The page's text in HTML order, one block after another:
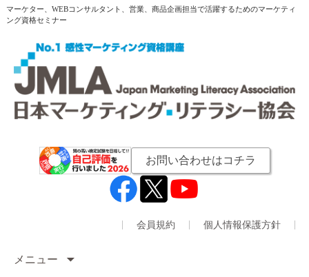
マーケター、WEBコンサルタント、営業、商品企画担当で活躍するためのマーケティ
ング資格セミナー
お問い合わせはコチラ
会員規約 個人情報保護方針
メニュー